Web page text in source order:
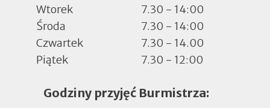
Wtorek
7.30 - 14:00
Środa
7.30 - 14:00
Czwartek
7.30 - 14.00
Piątek
7.30 - 12:00
Godziny przyjęć Burmistrza: